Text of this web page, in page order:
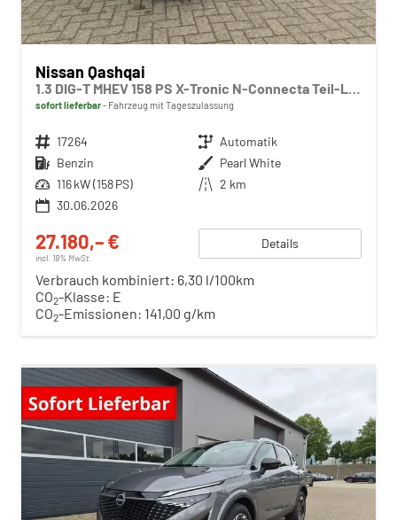
Nissan Qashqai
1.3 DIG-T MHEV 158 PS X-Tronic N-Connecta Teil-Leder PanoGlasdach Klimaautomatik Sitzheizung Lenkradheizung Navi ACC PDC v+h 360°Kamera DAB Bluetooth Touchscreen Apple CarPlay Android Auto 18"LM
sofort lieferbar Fahrzeug mit Tageszulassung
Fahrzeugnr. 17264 Getriebe Automatik
Kraftstoff Benzin Außenfarbe Pearl White
Leistung 116 kW (158 PS) Kilometerstand 2 km
30.06.2026
27.180,– €
incl. 19% MwSt.
Details
Verbrauch kombiniert: 6,30 l/100km
CO2-Klasse: E
CO2-Emissionen: 141,00 g/km